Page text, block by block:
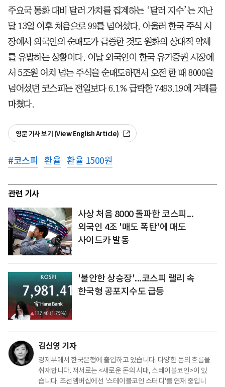
주요국 통화 대비 달러 가치를 집계하는 ‘달러 지수’는 지난
달 13일 이후 처음으로 99를 넘어섰다. 아울러 한국 주식 시
장에서 외국인의 순매도가 급증한 것도 원화의 상대적 약세
를 유발하는 상황이다. 이날 외국인이 한국 유가증권 시장에
서 5조원 어치 넘는 주식을 순매도하면서 오전 한 때 8000을
넘어섰던 코스피는 전일보다 6.1% 급락한 7493.19에 거래를
마쳤다.
영문 기사 보기 (View English Article)
#코스피 환율 환율 1500원
관련 기사
사상 처음 8000 돌파한 코스피...
외국인 4조 '매도 폭탄'에 매도
사이드카 발동
'불안한 상승장'...코스피 랠리 속
한국형 공포지수도 급등
김신영 기자
경제부에서 한국은행에 출입하고 있습니다. 다양한 돈의 흐름을
취재합니다. 저서로는 <새로운 돈의 시대, 스테이블코인>이 있
습니다. 조선멤버십에선 '스테이블코인 스터디'를 연재 중입니